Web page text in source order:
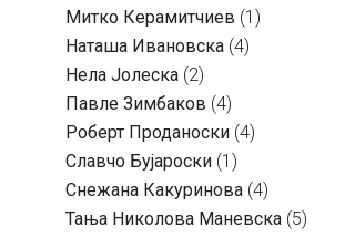
Митко Керамитчиев (1)
Наташа Ивановска (4)
Нела Јолеска (2)
Павле Зимбаков (4)
Роберт Проданоски (4)
Славчо Бујароски (1)
Снежана Какуринова (4)
Тања Николова Маневска (5)